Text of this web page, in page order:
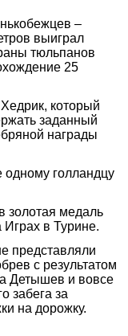
–
выиграл
тюльпанов
25
который
заданный
награды
голландцу
золотая медаль
Играх в Турине.
представляли
с результатом
Детышев и вовсе
забега за
на дорожку.